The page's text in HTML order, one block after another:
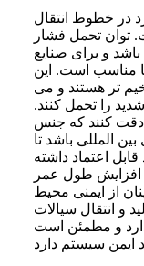
در خطوط انتقال
توان تحمل فشار
معمولاً تا 103 بار می باشد و برای صنایع
مناسب است. این
تر هستند و می
را تحمل کنند.
باید دقت کنند که جنس
المللی باشد تا
اعتماد داشته
از کلاس 600 باعث افزایش طول عمر
از ایمنی محیط
و انتقال سیالات
استاندارد و مطمئن است